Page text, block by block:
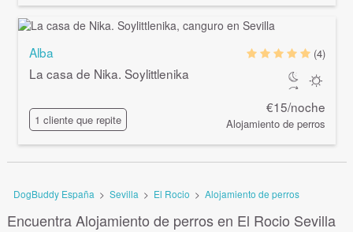
Alba
La casa de Nika. Soylittlenika
1 cliente que repite
(4)
€15/noche
Alojamiento de perros
DogBuddy España > Sevilla > El Rocio > Alojamiento de perros
Encuentra Alojamiento de perros en El Rocio Sevilla